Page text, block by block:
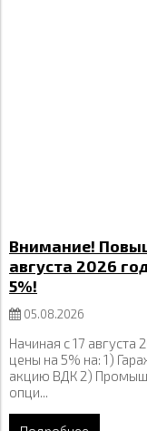
Внимание!
августа 2026
5%!
05.08.2026
Начиная с 17
цены на 5% на: 1)
акцию ВДК 2)
опци...